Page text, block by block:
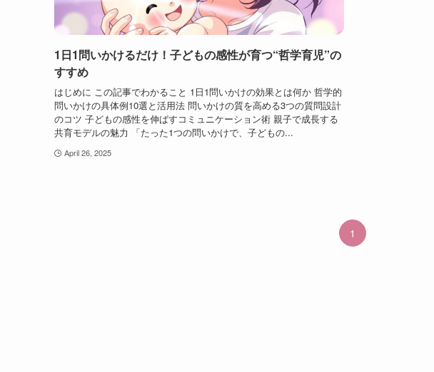
1日1問いかけるだけ！子どもの感性が育つ“哲学育児”の
すすめ
はじめに この記事でわかること 1日1問いかけの効果とは何か 哲学的
問いかけの具体例10選と活用法 問いかけの質を高める3つの質問設計
のコツ 子どもの感性を伸ばすコミュニケーション術 親子で成長する
共育モデルの魅力 「たった1つの問いかけで、子どもの...
April 26, 2025
1